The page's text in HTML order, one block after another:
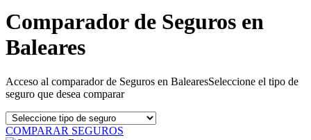
Comparador de Seguros en
Baleares
Acceso al comparador de Seguros en BalearesSeleccione el tipo de
seguro que desea comparar
COMPARAR SEGUROS